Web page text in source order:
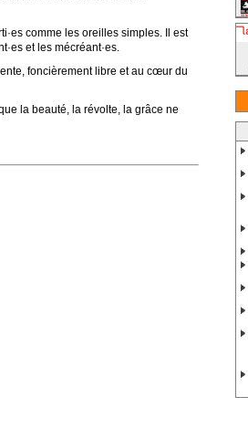
comme les oreilles simples. Il est
et les mécréant·es.
foncièrement libre et au cœur du
la beauté, la révolte, la grâce ne